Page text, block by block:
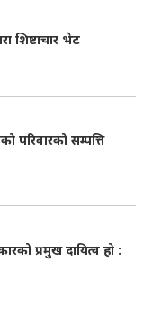
शिष्टाचार भेट
परिवारको सम्पत्ति
प्रमुख दायित्व हो :